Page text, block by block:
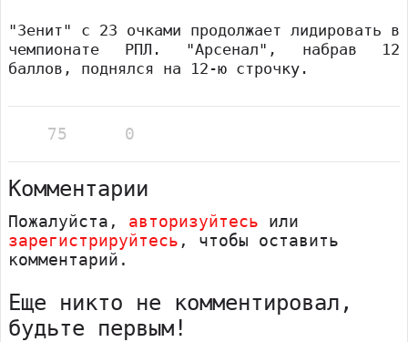
"Зенит" с 23 очками продолжает лидировать в
чемпионате РПЛ. "Арсенал", набрав 12
баллов, поднялся на 12-ю строчку.
75 0
Комментарии
Пожалуйста, авторизуйтесь или
зарегистрируйтесь , чтобы оставить
комментарий.
Еще никто не комментировал,
будьте первым!